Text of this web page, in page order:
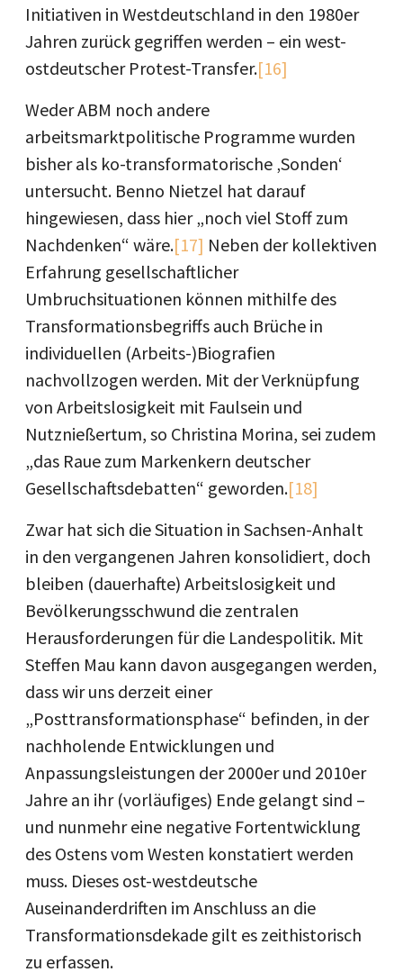
Initiativen in Westdeutschland in den 1980er
Jahren zurück gegriffen werden – ein west-
ostdeutscher Protest-Transfer.[16]
Weder ABM noch andere
arbeitsmarktpolitische Programme wurden
bisher als ko-transformatorische ‚Sonden‘
untersucht. Benno Nietzel hat darauf
hingewiesen, dass hier „noch viel Stoff zum
Nachdenken“ wäre.[17] Neben der kollektiven
Erfahrung gesellschaftlicher
Umbruchsituationen können mithilfe des
Transformationsbegriffs auch Brüche in
individuellen (Arbeits-)Biografien
nachvollzogen werden. Mit der Verknüpfung
von Arbeitslosigkeit mit Faulsein und
Nutznießertum, so Christina Morina, sei zudem
„das Raue zum Markenkern deutscher
Gesellschaftsdebatten“ geworden.[18]
Zwar hat sich die Situation in Sachsen-Anhalt
in den vergangenen Jahren konsolidiert, doch
bleiben (dauerhafte) Arbeitslosigkeit und
Bevölkerungsschwund die zentralen
Herausforderungen für die Landespolitik. Mit
Steffen Mau kann davon ausgegangen werden,
dass wir uns derzeit einer
„Posttransformationsphase“ befinden, in der
nachholende Entwicklungen und
Anpassungsleistungen der 2000er und 2010er
Jahre an ihr (vorläufiges) Ende gelangt sind –
und nunmehr eine negative Fortentwicklung
des Ostens vom Westen konstatiert werden
muss. Dieses ost-westdeutsche
Auseinanderdriften im Anschluss an die
Transformationsdekade gilt es zeithistorisch
zu erfassen.